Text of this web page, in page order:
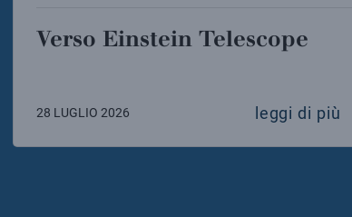
Verso Einstein Telescope
28 LUGLIO 2026 leggi di più